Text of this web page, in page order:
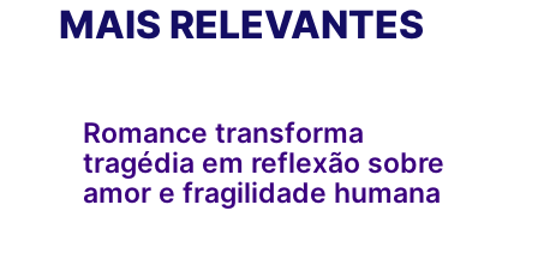
MAIS RELEVANTES
Romance transforma
tragédia em reflexão sobre
amor e fragilidade humana